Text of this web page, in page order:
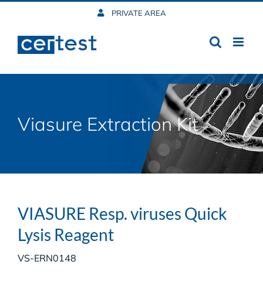
content
PRIVATE AREA
Viasure Extraction Kit
VIASURE Resp. viruses Quick
Lysis Reagent
VS-ERN0148